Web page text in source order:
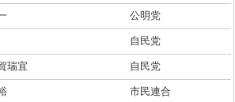
公明党
自民党
瑞宜 自民党
市民連合